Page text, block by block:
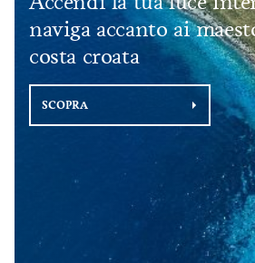
naviga accanto ai
costa croata
SCOPRA